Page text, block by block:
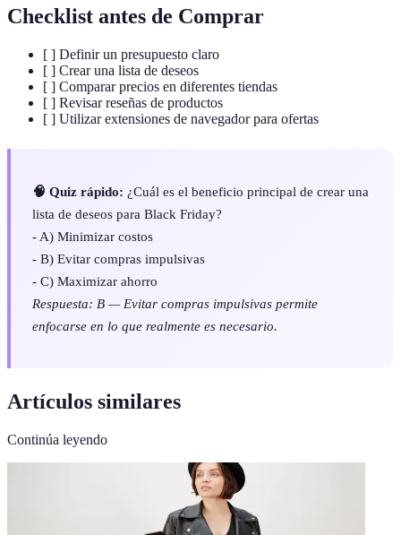
Checklist antes de Comprar
[ ] Definir un presupuesto claro
[ ] Crear una lista de deseos
[ ] Comparar precios en diferentes tiendas
[ ] Revisar reseñas de productos
[ ] Utilizar extensiones de navegador para ofertas
🧠 Quiz rápido: ¿Cuál es el beneficio principal de crear una
lista de deseos para Black Friday?
- A) Minimizar costos
- B) Evitar compras impulsivas
- C) Maximizar ahorro
Respuesta: B — Evitar compras impulsivas permite
enfocarse en lo que realmente es necesario.
Artículos similares
Continúa leyendo